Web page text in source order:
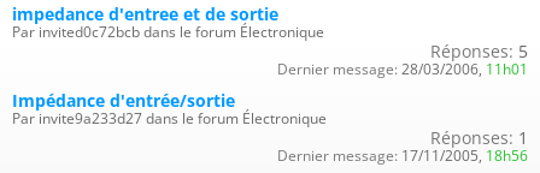
impedance d'entree et de sortie
Par invited0c72bcb dans le forum Électronique
Réponses: 5
Dernier message: 28/03/2006, 11h01
Impédance d'entrée/sortie
Par invite9a233d27 dans le forum Électronique
Réponses: 1
Dernier message: 17/11/2005, 18h56